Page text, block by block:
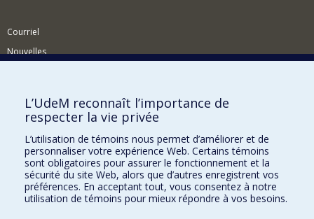
Courriel
Nouvelles
Comment soutenir le Département?
BESOIN D'AIDE?
Plan du site
Signaler une erreur
Accessibilité
FACULTÉ DES ARTS ET DES SCIENCES
L’UdeM reconnaît l’importance de
respecter la vie privée
L’utilisation de témoins nous permet d’améliorer et de
personnaliser votre expérience Web. Certains témoins
sont obligatoires pour assurer le fonctionnement et la
sécurité du site Web, alors que d’autres enregistrent vos
préférences. En acceptant tout, vous consentez à notre
utilisation de témoins pour mieux répondre à vos besoins.